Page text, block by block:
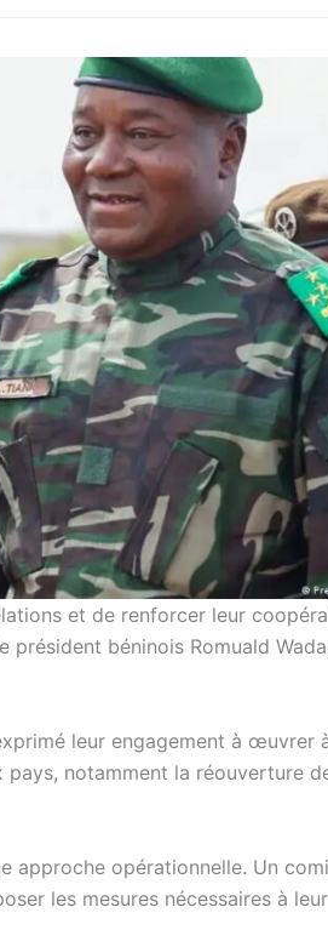
et de renforcer leur
béninois Romuald
leur engagement à œuvrer
notamment la réouverture
opérationnelle. Un
les mesures nécessaires à